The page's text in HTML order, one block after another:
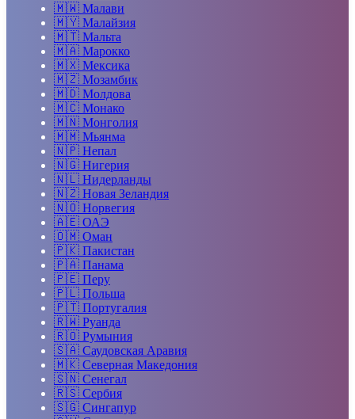
🇲🇼 Малави
🇲🇾 Малайзия
🇲🇹 Мальта
🇲🇦 Марокко
🇲🇽 Мексика
🇲🇿 Мозамбик
🇲🇩 Молдова
🇲🇨 Монако
🇲🇳 Монголия
🇲🇲 Мьянма
🇳🇵 Непал
🇳🇬 Нигерия
🇳🇱 Нидерланды
🇳🇿 Новая Зеландия
🇳🇴 Норвегия
🇦🇪 ОАЭ
🇴🇲 Оман
🇵🇰 Пакистан
🇵🇦 Панама
🇵🇪 Перу
🇵🇱 Польша
🇵🇹 Португалия
🇷🇼 Руанда
🇷🇴 Румыния
🇸🇦 Саудовская Аравия
🇲🇰 Северная Македония
🇸🇳 Сенегал
🇷🇸 Сербия
🇸🇬 Сингапур